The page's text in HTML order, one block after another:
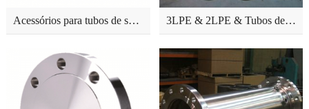
Acessórios para tubos de solda a topo 3LPE & 2LPE & Tubos de revestimento epóxi